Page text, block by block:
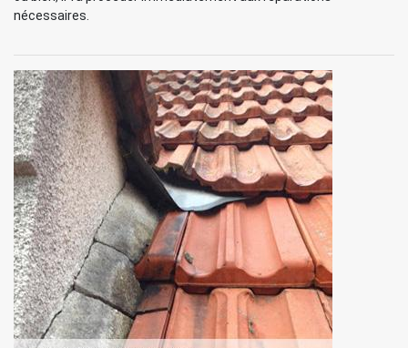
nécessaires.